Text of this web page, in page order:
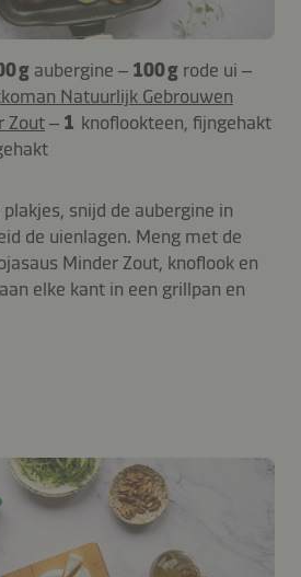
g aubergine – 100 g rode ui –
Natuurlijk Gebrouwen
Zout– 1 knoflookteen, fijngehakt
snijd de aubergine in
de uienlagen. Meng met de
Minder Zout, knoflook en
elke kant in een grillpan en